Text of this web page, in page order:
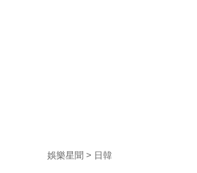
娛樂星聞 日韓